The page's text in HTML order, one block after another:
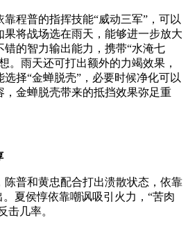
程普的指挥技能“威动三军”，可以
将战场选在雨天，能够进一步放大
的智力输出能力，携带“水淹七
。雨天还可打出额外的力竭效果，
择“金蝉脱壳”，必要时候净化可以
，金蝉脱壳带来的抵挡效果弥足重
陈普和黄忠配合打出溃散状态，依靠
夏侯惇依靠嘲讽吸引火力，“苦肉
击几率。